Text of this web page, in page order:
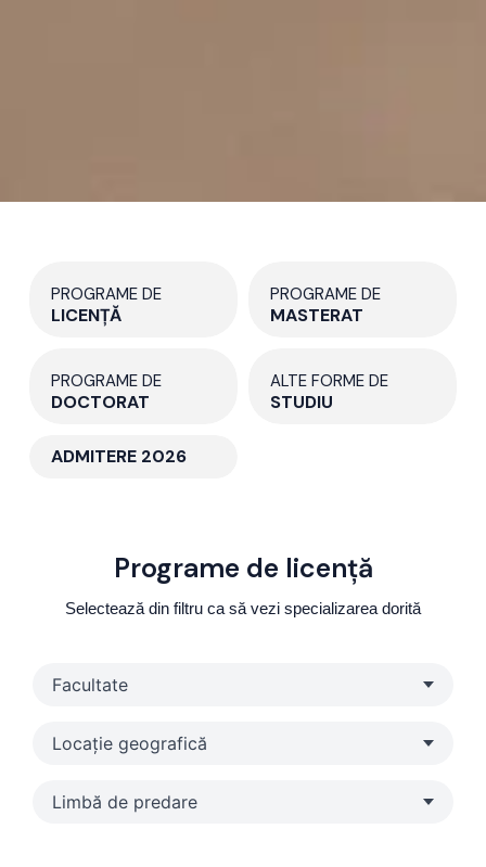
PROGRAME DE
LICENȚĂ
PROGRAME DE
MASTERAT
PROGRAME DE
DOCTORAT
ALTE FORME DE
STUDIU
ADMITERE 2026
Programe de licență
Selectează din filtru ca să vezi specializarea dorită
Facultate
Locație geografică
Limbă de predare